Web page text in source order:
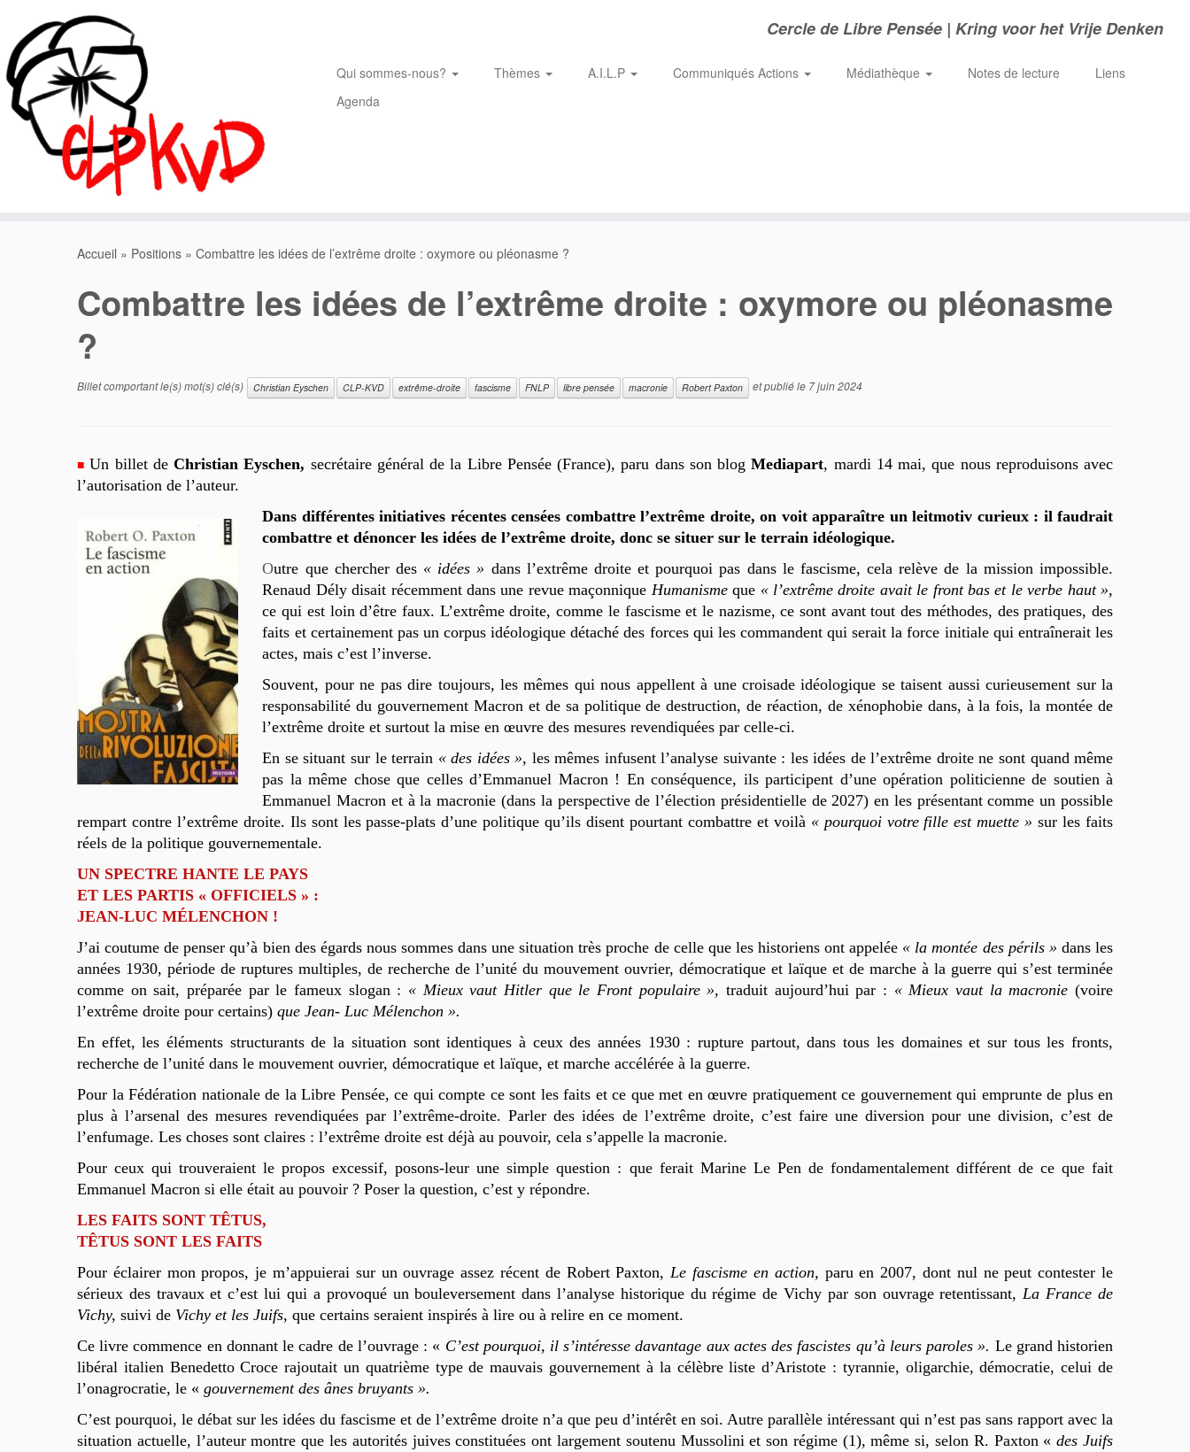
contenu
Cercle de Libre Pensée | Kring voor het Vrije Denken
Qui sommes-nous? Thèmes A.I.L.P Communiqués Actions Médiathèque Notes de lecture
Liens
Agenda
Accueil » Positions » Combattre les idées de l’extrême droite : oxymore ou pléonasme ?
Combattre les idées de l’extrême droite : oxymore ou pléonasme
?
Billet comportant le(s) mot(s) clé(s) Christian Eyschen CLP-KVD extrême-droite fascisme FNLP libre pensée macronie Robert Paxton et publié le 7 juin 2024
■Un billet deChristian Eyschen, secrétaire général de la Libre Pensée (France), paru dans son blogMediapart, mardi 14 mai, que nous reproduisons avec
l’autorisation de l’auteur.
Dans différentes initiatives récentes censées combattre l’extrême droite, on voit apparaître un leitmotiv curieux : il faudrait
combattre et dénoncer les idées de l’extrême droite, donc se situer sur le terrain idéologique.
Outre que chercher des « idées » dans l’extrême droite et pourquoi pas dans le fascisme, cela relève de la mission impossible.
Renaud Dély disait récemment dans une revue maçonnique Humanismeque « l’extrême droite avait le front bas et le verbe haut »,
ce qui est loin d’être faux. L’extrême droite, comme le fascisme et le nazisme, ce sont avant tout des méthodes, des pratiques, des
faits et certainement pas un corpus idéologique détaché des forces qui les commandent qui serait la force initiale qui entraînerait les
actes, mais c’est l’inverse.
Souvent, pour ne pas dire toujours, les mêmes qui nous appellent à une croisade idéologique se taisent aussi curieusement sur la
responsabilité du gouvernement Macron et de sa politique de destruction, de réaction, de xénophobie dans, à la fois, la montée de
l’extrême droite et surtout la mise en œuvre des mesures revendiquées par celle-ci.
En se situant sur le terrain « des idées », les mêmes infusent l’analyse suivante : les idées de l’extrême droite ne sont quand même
pas la même chose que celles d’Emmanuel Macron ! En conséquence, ils participent d’une opération politicienne de soutien à
Emmanuel Macron et à la macronie (dans la perspective de l’élection présidentielle de 2027) en les présentant comme un possible
rempart contre l’extrême droite. Ils sont les passe-plats d’une politique qu’ils disent pourtant combattre et voilà « pourquoi votre fille est muette »sur les faits
réels de la politique gouvernementale.
UN SPECTRE HANTE LE PAYS
ET LES PARTIS « OFFICIELS » :
JEAN-LUC MÉLENCHON !
J’ai coutume de penser qu’à bien des égards nous sommes dans une situation très proche de celle que les historiens ont appelée « la montée des périls » dans les
années 1930, période de ruptures multiples, de recherche de l’unité du mouvement ouvrier, démocratique et laïque et de marche à la guerre qui s’est terminée
comme on sait, préparée par le fameux slogan : « Mieux vaut Hitler que le Front populaire », traduit aujourd’hui par : « Mieux vaut la macronie(voire
l’extrême droite pour certains) que Jean- Luc Mélenchon ».
En effet, les éléments structurants de la situation sont identiques à ceux des années 1930 : rupture partout, dans tous les domaines et sur tous les fronts,
recherche de l’unité dans le mouvement ouvrier, démocratique et laïque, et marche accélérée à la guerre.
Pour la Fédération nationale de la Libre Pensée, ce qui compte ce sont les faits et ce que met en œuvre pratiquement ce gouvernement qui emprunte de plus en
plus à l’arsenal des mesures revendiquées par l’extrême-droite. Parler des idées de l’extrême droite, c’est faire une diversion pour une division, c’est de
l’enfumage. Les choses sont claires : l’extrême droite est déjà au pouvoir, cela s’appelle la macronie.
Pour ceux qui trouveraient le propos excessif, posons-leur une simple question : que ferait Marine Le Pen de fondamentalement différent de ce que fait
Emmanuel Macron si elle était au pouvoir ? Poser la question, c’est y répondre.
LES FAITS SONT TÊTUS,
TÊTUS SONT LES FAITS
Pour éclairer mon propos, je m’appuierai sur un ouvrage assez récent de Robert Paxton, Le fascisme en action, paru en 2007, dont nul ne peut contester le
sérieux des travaux et c’est lui qui a provoqué un bouleversement dans l’analyse historique du régime de Vichy par son ouvrage retentissant, La France de
Vichy, suivi de Vichy et les Juifs, que certains seraient inspirés à lire ou à relire en ce moment.
Ce livre commence en donnant le cadre de l’ouvrage : « C’est pourquoi, il s’intéresse davantage aux actes des fascistes qu’à leurs paroles ». Le grand historien
libéral italien Benedetto Croce rajoutait un quatrième type de mauvais gouvernement à la célèbre liste d’Aristote : tyrannie, oligarchie, démocratie, celui de
l’onagrocratie, le « gouvernement des ânes bruyants ».
C’est pourquoi, le débat sur les idées du fascisme et de l’extrême droite n’a que peu d’intérêt en soi. Autre parallèle intéressant qui n’est pas sans rapport avec la
situation actuelle, l’auteur montre que les autorités juives constituées ont largement soutenu Mussolini et son régime (1), même si, selon R. Paxton «des Juifs